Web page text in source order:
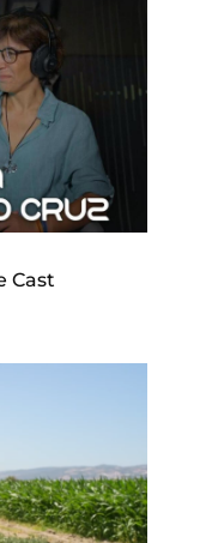
Cast